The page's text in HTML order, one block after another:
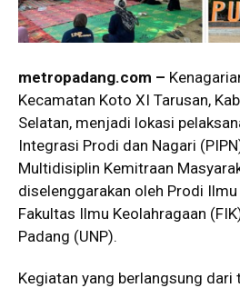
metropadang.com –
Kecamatan Koto XI Tarusan,
Selatan, menjadi lokasi
Integrasi Prodi dan Nagari
Multidisiplin Kemitraan
diselenggarakan oleh Prodi
Fakultas Ilmu Keolahragaan
Padang (UNP).
Kegiatan yang berlangsung